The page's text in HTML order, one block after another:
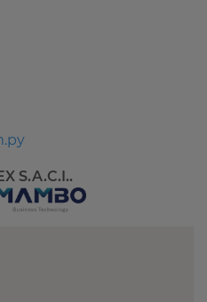
S.A.C.I..